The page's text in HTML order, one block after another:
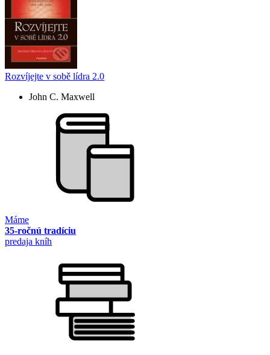
Rozvíjejte v sobě lídra 2.0
John C. Maxwell
Máme
35-ročnú tradíciu
predaja kníh